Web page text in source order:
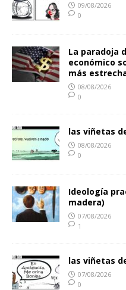
09/08/2026
0
La paradoja
económico
más
08/08/2026
0
las viñetas
08/08/2026
0
Ideología
madera)
07/08/2026
1
las viñetas
07/08/2026
0